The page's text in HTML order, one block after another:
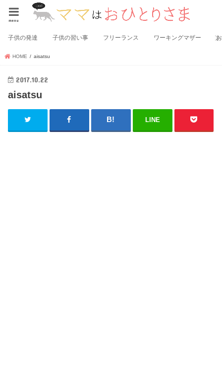
menu
子供の発達 子供の習い事 フリーランス ワーキングマザー
HOME aisatsu
2017.10.22
aisatsu
LINE